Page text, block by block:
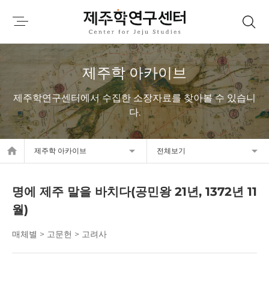
제주학 아카이브
제주학연구센터에서 수집한 소장자료를 찾아볼 수 있습니
다.
home 제주학 아카이브 전체보기
명에 제주 말을 바치다(공민왕 21년, 1372년 11
월)
매체별 > 고문헌 > 고려사